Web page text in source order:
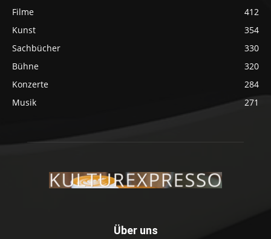
Filme
412
Kunst
354
Sachbücher
330
Bühne
320
Konzerte
284
Musik
271
Über uns